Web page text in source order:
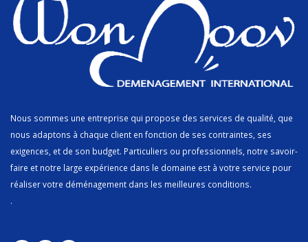
Nous sommes une entreprise qui propose des services de qualité, que
nous adaptons à chaque client en fonction de ses contraintes, ses
exigences, et de son budget. Particuliers ou professionnels, notre savoir-
faire et notre large expérience dans le domaine est à votre service pour
réaliser votre déménagement dans les meilleures conditions.
.